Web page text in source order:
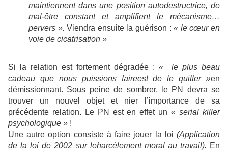
maintiennent dans une position autodestructrice, de
mal-être constant et amplifient le mécanisme…
pervers ». Viendra ensuite la guérison : « le cœur en
voie de cicatrisation »
Si la relation est fortement dégradée : « le plus beau
cadeau que nous puissions faireest de le quitter »en
démissionnant. Sous peine de sombrer, le PN devra se
trouver un nouvel objet et nier l’importance de sa
précédente relation. Le PN est en effet un « serial killer
psychologique » !
Une autre option consiste à faire jouer la loi (Application
de la loi de 2002 sur leharcèlement moral au travail). En